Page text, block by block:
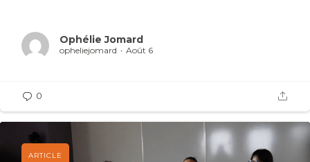
Ophélie Jomard
opheliejomard Août 6
0
Violences numériques
3018
Numéro national suicide
3114